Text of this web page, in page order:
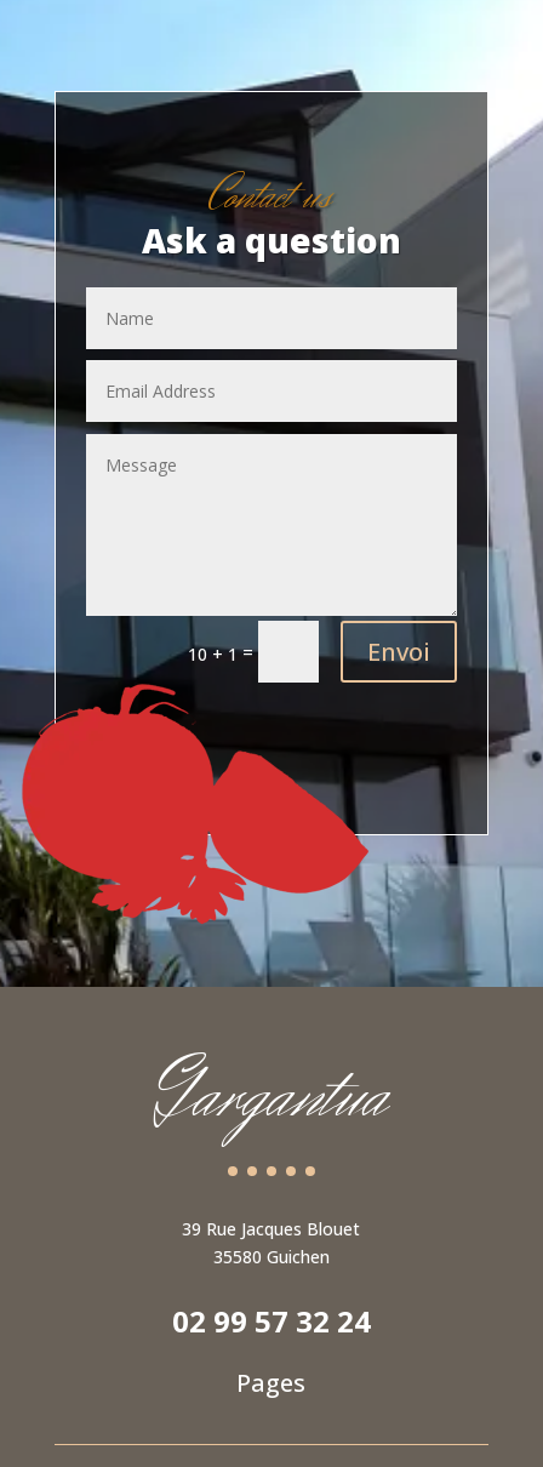
Contact us
Ask a question
10 + 1= Envoi
Gargantua
39 Rue Jacques Blouet
35580 Guichen
02 99 57 32 24
Pages